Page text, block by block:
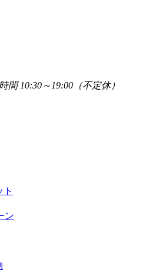
間 10:30～19:00（不定休）
ン